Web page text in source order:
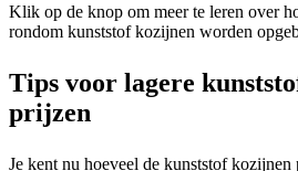
Klik op de knop om meer te leren over
rondom kunststof kozijnen worden
Tips voor lagere
prijzen
Je kent nu hoeveel de kunststof